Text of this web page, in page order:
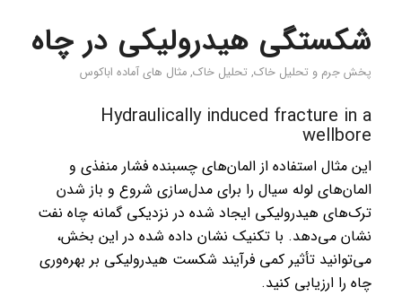
شکستگی هیدرولیکی در چاه
پخش جرم و تحلیل خاک, تحلیل خاک, مثال های آماده اباکوس
Hydraulically induced fracture in a
wellbore
این مثال استفاده از المان‌های چسبنده فشار منفذی و
المان‌های لوله سیال را برای مدل‌سازی شروع و باز شدن
ترک‌های هیدرولیکی ایجاد شده در نزدیکی گمانه چاه نفت
نشان می‌دهد. با تکنیک نشان داده شده در این بخش،
می‌توانید تأثیر کمی فرآیند شکست هیدرولیکی بر بهره‌وری
چاه را ارزیابی کنید.